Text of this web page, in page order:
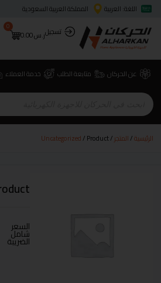
اللغة: العربية
المملكة العربية السعودية
تسجيلر.س0.00
0
عن الحركان متابعة الطلب خدمة العملاء
الرئيسية/المتجر/
Uncategorized/ Product
السعر
شامل
الضريبة